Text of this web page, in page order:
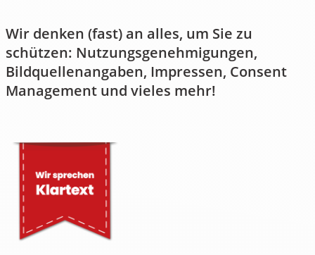
Wir denken (fast) an alles, um Sie zu
schützen: ​Nutzungsgenehmigungen,
Bildquellenangaben, Impressen, Consent
Management und vieles mehr!